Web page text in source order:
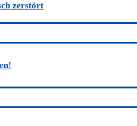
zerstört